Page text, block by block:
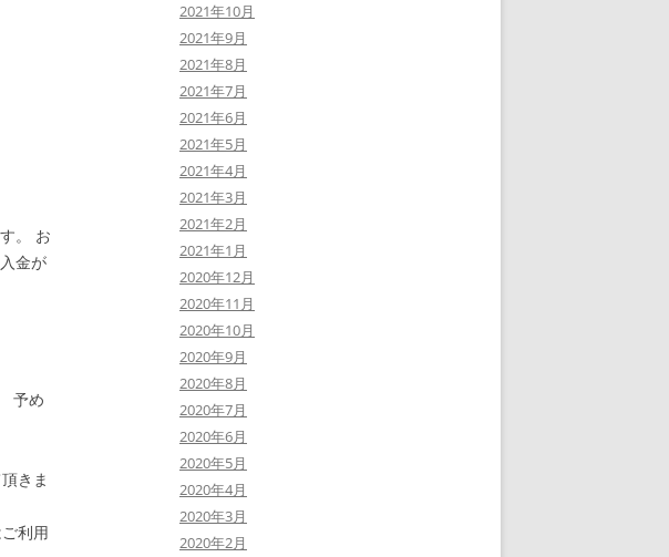
。 お
金が
予め
きま
利用
2021年10月
2021年9月
2021年8月
2021年7月
2021年6月
2021年5月
2021年4月
2021年3月
2021年2月
2021年1月
2020年12月
2020年11月
2020年10月
2020年9月
2020年8月
2020年7月
2020年6月
2020年5月
2020年4月
2020年3月
2020年2月